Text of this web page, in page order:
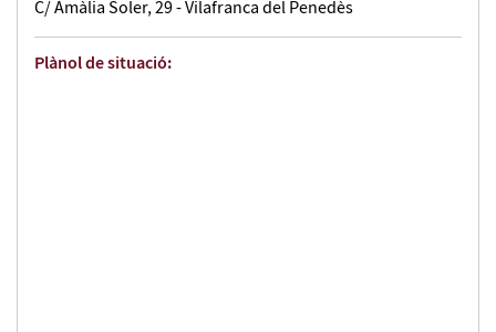
C/ Amàlia Soler, 29 - Vilafranca del Penedès
Plànol de situació: